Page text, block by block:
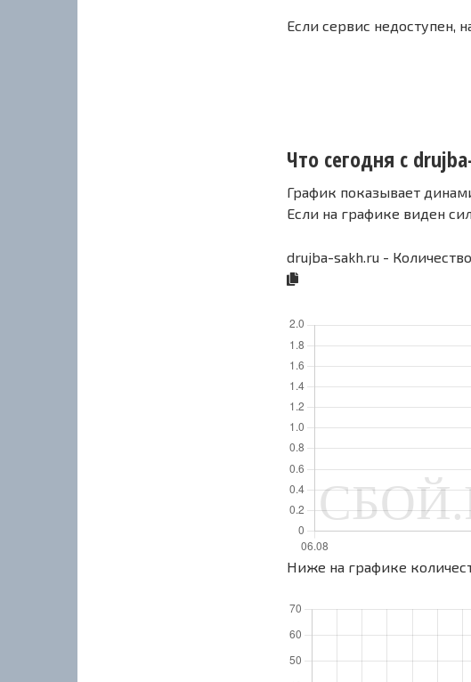
Если сервис недоступен,
Что сегодня с
График показывает
Если на графике виден
drujba-sakh.ru -
Ниже на графике